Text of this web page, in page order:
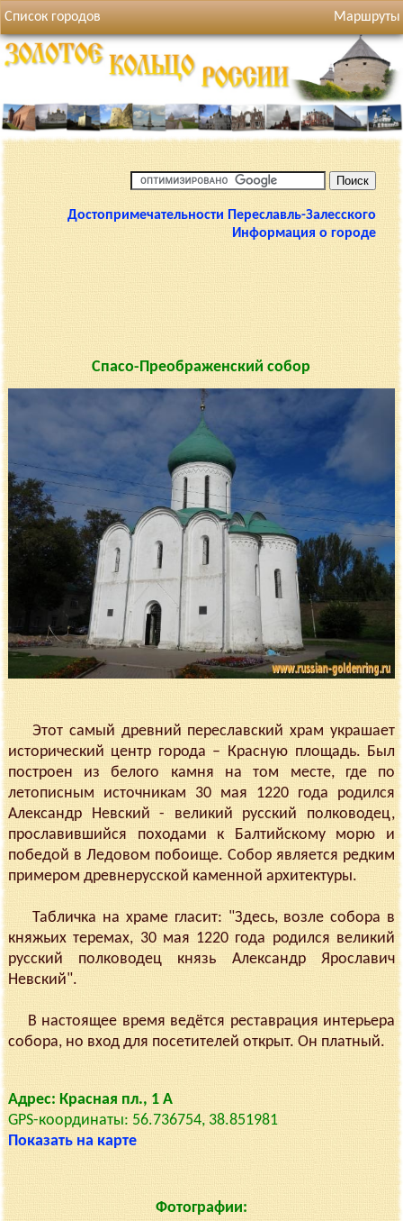
Список городов Маршруты
Достопримечательности Переславль-Залесского
Информация о городе
Спасо-Преображенский собор
Этот самый древний переславский храм украшает
исторический центр города – Красную площадь. Был
построен из белого камня на том месте, где по
летописным источникам 30 мая 1220 года родился
Александр Невский - великий русский полководец,
прославившийся походами к Балтийскому морю и
победой в Ледовом побоище. Собор является редким
примером древнерусской каменной архитектуры.
Табличка на храме гласит: "Здесь, возле собора в
княжьих теремах, 30 мая 1220 года родился великий
русский полководец князь Александр Ярославич
Невский".
В настоящее время ведётся реставрация интерьера
собора, но вход для посетителей открыт. Он платный.
Адрес: Красная пл., 1 А
GPS-координаты: 56.736754, 38.851981
Показать на карте
Фотографии: